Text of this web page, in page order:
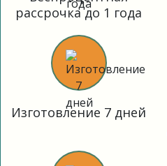
рассрочка до 1 года
Изготовление 7 дней